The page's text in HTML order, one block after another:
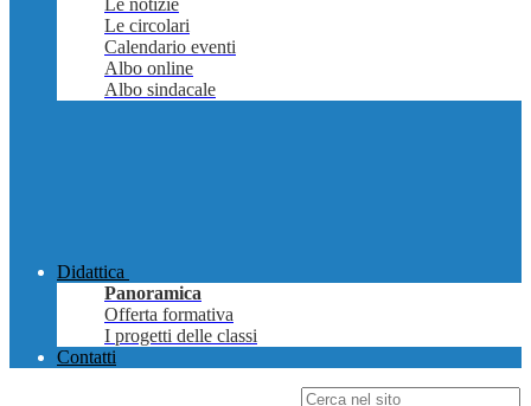
Le notizie
Le circolari
Calendario eventi
Albo online
Albo sindacale
Didattica
Panoramica
Offerta formativa
I progetti delle classi
Contatti